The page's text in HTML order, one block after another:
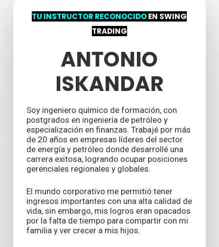
TU INSTRUCTOR RECONOCIDOEN SWING
TRADING
ANTONIO
ISKANDAR
Soy ingeniero químico de formación, con
postgrados en ingeniería de petróleo y
especialización en finanzas. Trabajé por más
de 20 años en empresas líderes del sector
de energía y petróleo donde desarrollé una
carrera exitosa, logrando ocupar posiciones
gerenciales regionales y globales.
El mundo corporativo me permitió tener
ingresos importantes con una alta calidad de
vida, sin embargo, mis logros eran opacados
por la falta de tiempo para compartir con mi
familia y ver crecer a mis hijos.